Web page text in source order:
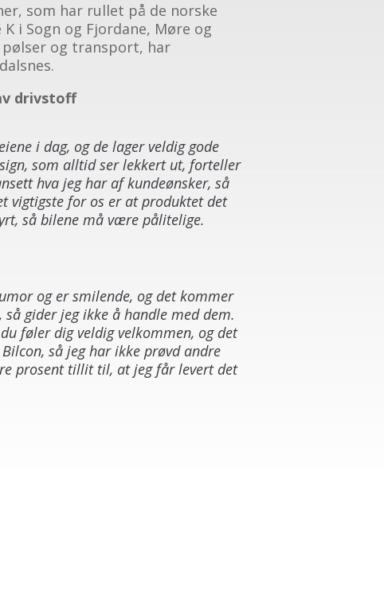
som har rullet på de norske
i Sogn og Fjordane, Møre og
pølser og transport, har
drivstoff
i dag, og de lager veldig gode
som alltid ser lekkert ut, forteller
hva jeg har af kundeønsker, så
vigtigste for os er at produktet det
så bilene må være pålitelige.
og er smilende, og det kommer
gider jeg ikke å handle med dem.
føler dig veldig velkommen, og det
så jeg har ikke prøvd andre
prosent tillit til, at jeg får levert det